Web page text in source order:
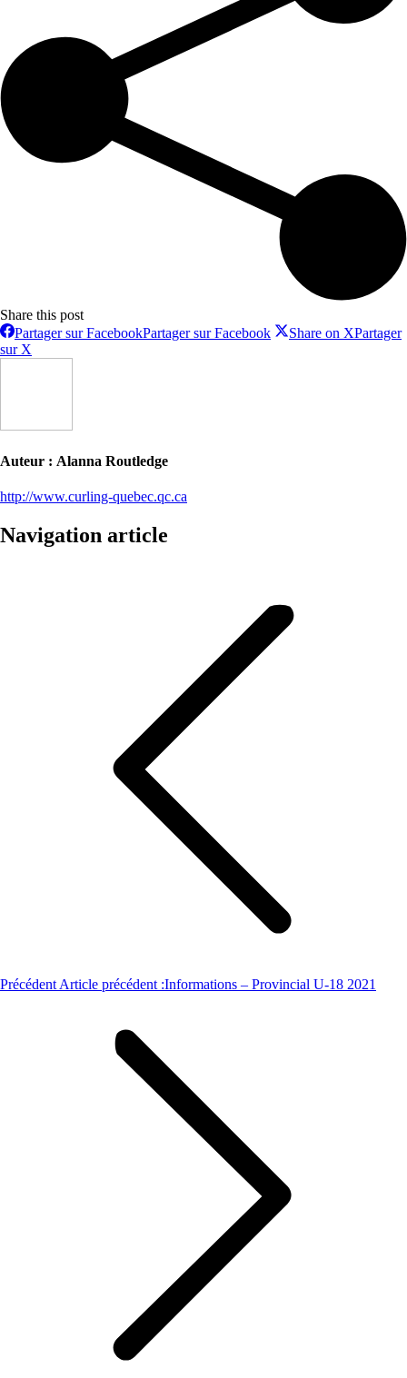
Share this post
Partager sur FacebookPartager sur Facebook Share on XPartager
sur X
Auteur : Alanna Routledge
http://www.curling-quebec.qc.ca
Navigation article
Précédent Article précédent :Informations – Provincial U-18 2021